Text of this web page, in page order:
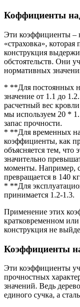
Коффициенты
Эти коэффициенты –
«страховка»,
конструкция
обстоятельств. Они
нормативных
* **Для постоянных
значение от 1.1 до
расчетный вес
мы используем 20 *
запас прочности.
* **Для временных
коэффициенты, как
объясняется тем, что
значительно
моменты. Например,
превращается в 140
* **Для
принимается 1.2-1.3.
Применение этих
кратковременном
конструкция не
Коэффициенты
Эти коэффициенты
прочностных
значений. Ведь
единого сучка, а